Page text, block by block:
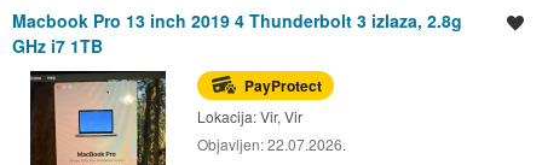
Macbook Pro 13 inch 2019 4 Thunderbolt 3 izlaza, 2.8g
GHz i7 1TB
PayProtect
Lokacija:Vir, Vir
Objavljen:22.07.2026.